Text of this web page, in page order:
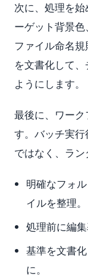
次に、処理を
ーゲット背景色
ファイル命名
を文書化して
ようにします。
最後に、ワー
す。バッチ実
ではなく、ラン
明確なフォ
イルを整理。
処理前に編集
基準を文書
に。